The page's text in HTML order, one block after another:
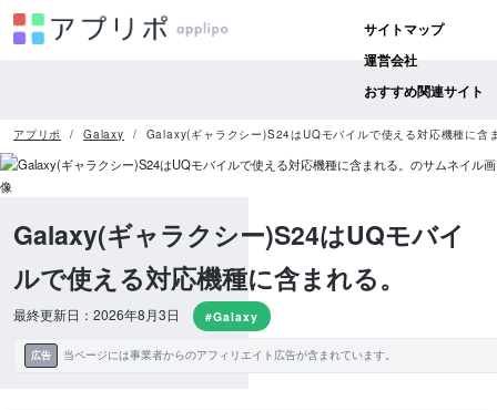
サイトマップ
運営会社
おすすめ関連サイト
アプリポ Galaxy Galaxy(ギャラクシー)S24はUQモバイルで使える対応機種に含
Galaxy(ギャラクシー)S24はUQモバイ
ルで使える対応機種に含まれる。
最終更新日：2026年8月3日 #Galaxy
広告 当ページには事業者からのアフィリエイト広告が含まれています。